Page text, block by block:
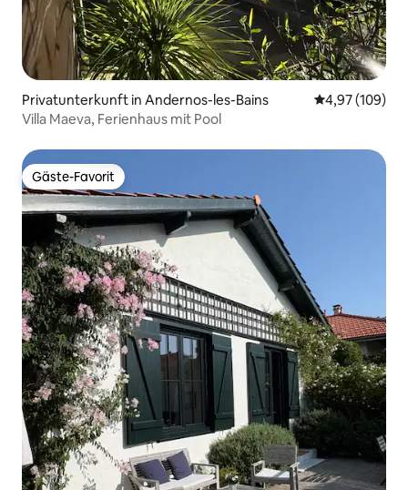
Privatunterkunft in Andernos-les-Bains
4,97 (109)
Villa Maeva, Ferienhaus mit Pool
Gäste-Favorit
Gäste-Favorit